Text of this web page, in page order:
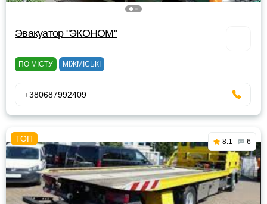
Эвакуатор "ЭКОНОМ"
ПО МІСТУ МІЖМІСЬКІ
+380687992409
8.1 6